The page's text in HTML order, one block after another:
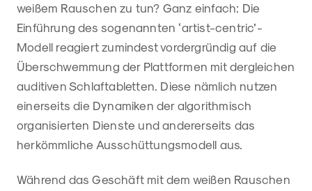
weißem Rauschen zu tun? Ganz einfach: Die
Einführung des sogenannten ‘artist-centric’-
Modell reagiert zumindest vordergründig auf die
Überschwemmung der Plattformen mit dergleichen
auditiven Schlaftabletten. Diese nämlich nutzen
einerseits die Dynamiken der algorithmisch
organisierten Dienste und andererseits das
herkömmliche Ausschüttungsmodell aus.
Während das Geschäft mit dem weißen Rauschen